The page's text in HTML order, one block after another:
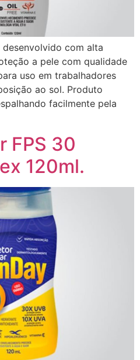
com alta
a pele com qualidade
uso em trabalhadores
ao sol. Produto
facilmente pela
FPS 30
120ml.